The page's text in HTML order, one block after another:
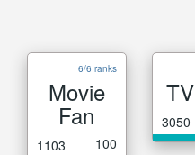
6/6 ranks
Movie
Fan
1103 100
3050